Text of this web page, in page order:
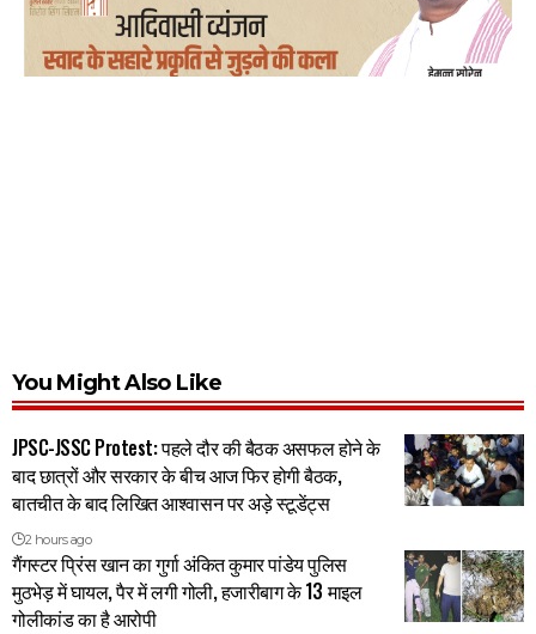
You Might Also Like
JPSC-JSSC Protest: पहले दौर की बैठक असफल होने के
बाद छात्रों और सरकार के बीच आज फिर होगी बैठक,
बातचीत के बाद लिखित आश्वासन पर अड़े स्टूडेंट्स
2 hours ago
गैंगस्टर प्रिंस खान का गुर्गा अंकित कुमार पांडेय पुलिस
मुठभेड़ में घायल, पैर में लगी गोली, हजारीबाग के 13 माइल
गोलीकांड का है आरोपी